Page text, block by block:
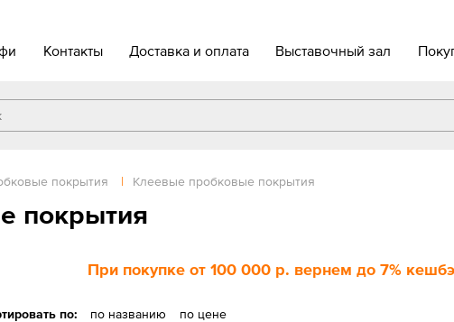
Контакты Доставка и оплата Выставочный зал
покрытия | Клеевые пробковые покрытия
покрытия
При покупкеот 100 000 р. вернем до7%
по: по названию по цене